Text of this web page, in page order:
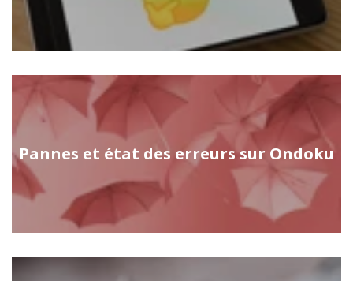
Pannes et état des erreurs sur Ondoku